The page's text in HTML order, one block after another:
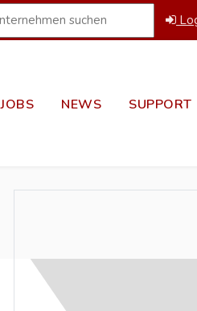
JOBS NEWS SUPPORT